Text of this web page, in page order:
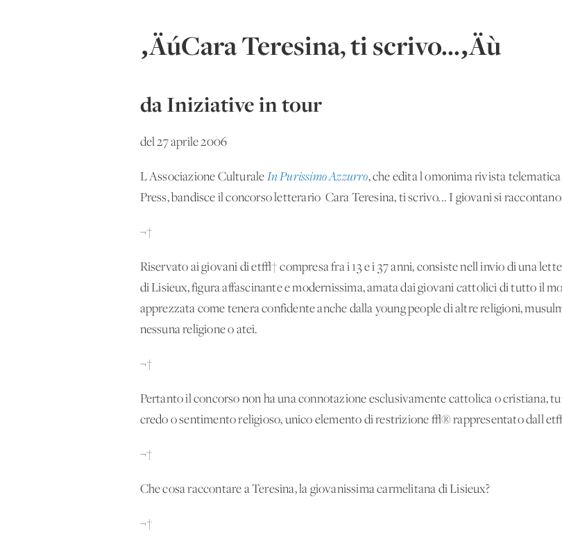
‚ÄúCara Teresina, ti scrivo...‚Äù
da Iniziative in tour
del 27 aprile 2006
L'Associazione Culturale In Purissimo Azzurro, che edita l'omonima rivista
Press, bandisce il concorso letterario 'Cara Teresina, ti scrivo... I giovani si
¬†
Riservato ai giovani di et√† compresa fra i 13 e i 37 anni, consiste nell'invio di una
di Lisieux, figura affascinante e modernissima, amata dai giovani cattolici di tutto il
apprezzata come tenera confidente anche dalla young people di altre religioni,
nessuna religione o atei.
¬†
Pertanto il concorso non ha una connotazione esclusivamente cattolica o cristiana,
credo o sentimento religioso, unico elemento di restrizione √® rappresentato
¬†
Che cosa raccontare a Teresina, la giovanissima carmelitana di Lisieux?
¬†